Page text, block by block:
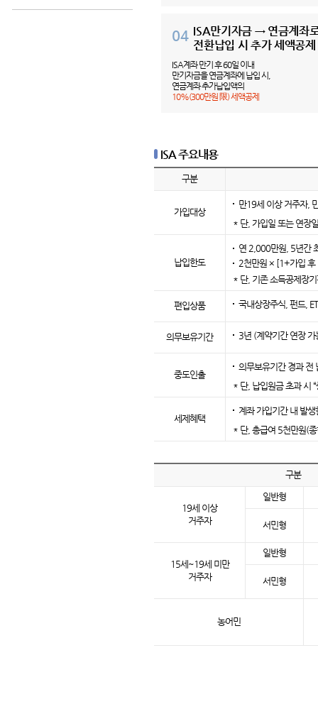
04 ISA만기자금 → 연금계좌
전환납입 시 추가 세액공제
ISA계좌 만기 후 60일 이내
만기자금을연금계좌에 납입 시,
연금계좌 추가납입액의
10%(300만원 限) 세액공제
ISA 주요내용
구분
가입대상
만19세 이상 거주자,
* 단, 가입일 또는 연장
납입한도
연 2,000만원, 5년간
2천만원 × [1+가입 후
* 단, 기존 소득공제장
편입상품 국내상장주식, 펀드,
의무보유기간 3년 (계약기간 연장
중도인출
의무보유기간 경과 전
* 단, 납입원금 초과 시
세제혜택
계좌 가입기간 내 발
* 단, 총급여 5천만원(
구분
19세 이상
거주자
일반형
서민형
15세~19세 미만
거주자
일반형
서민형
농어민